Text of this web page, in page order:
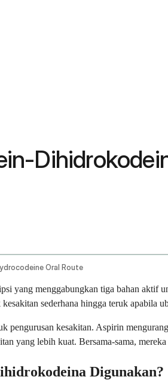
Oral Route
yang menggabungkan tiga bahan aktif
sederhana hingga teruk apabila
pengurusan kesakitan. Aspirin
yang lebih kuat. Bersama-sama,
Digunakan?